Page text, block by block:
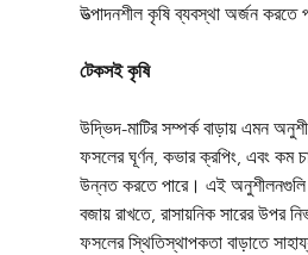
উত্পাদনশীল কৃষি ব্যবস্থা অর্জন করতে
টেকসই কৃষি
উদ্ভিদ-মাটির সম্পর্ক বাড়ায় এমন
ফসলের ঘূর্ণন, কভার ক্রপিং, এবং কম
উন্নত করতে পারে। এই অনুশীলনগুলি
বজায় রাখতে, রাসায়নিক সারের উপর
ফসলের স্থিতিস্থাপকতা বাড়াতে